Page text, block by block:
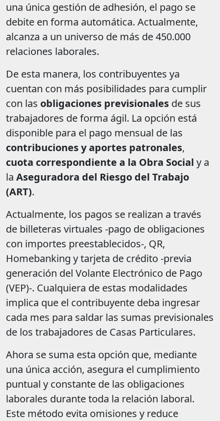
una única gestión de adhesión, el pago se
debite en forma automática. Actualmente,
alcanza a un universo de más de 450.000
relaciones laborales.
De esta manera, los contribuyentes ya
cuentan con más posibilidades para cumplir
con las obligaciones previsionales de sus
trabajadores de forma ágil. La opción está
disponible para el pago mensual de las
contribuciones y aportes patronales,
cuota correspondiente a la Obra Social y a
la Aseguradora del Riesgo del Trabajo
(ART).
Actualmente, los pagos se realizan a través
de billeteras virtuales -pago de obligaciones
con importes preestablecidos-, QR,
Homebanking y tarjeta de crédito -previa
generación del Volante Electrónico de Pago
(VEP)-. Cualquiera de estas modalidades
implica que el contribuyente deba ingresar
cada mes para saldar las sumas previsionales
de los trabajadores de Casas Particulares.
Ahora se suma esta opción que, mediante
una única acción, asegura el cumplimiento
puntual y constante de las obligaciones
laborales durante toda la relación laboral.
Este método evita omisiones y reduce